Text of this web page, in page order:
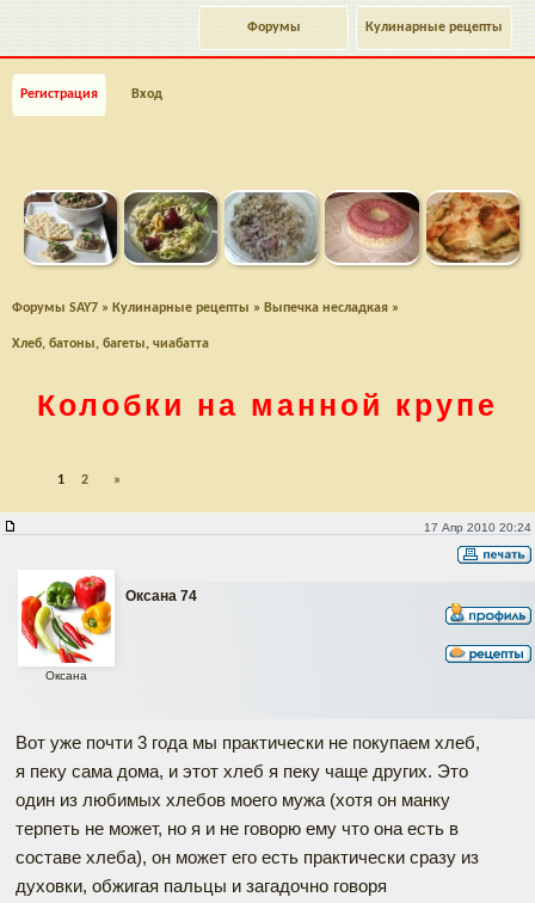
Кулинарные рецепты
Форумы
Регистрация Вход
Форумы SAY7 » Кулинарные рецепты » Выпечка несладкая »
Хлеб, батоны, багеты, чиабатта
Колобки на манной крупе
1 2 »
17 Апр 2010 20:24
Оксана 74
Оксана
Вот уже почти 3 года мы практически не покупаем хлеб,
я пеку сама дома, и этот хлеб я пеку чаще других. Это
один из любимых хлебов моего мужа (хотя он манку
терпеть не может, но я и не говорю ему что она есть в
составе хлеба), он может его есть практически сразу из
духовки, обжигая пальцы и загадочно говоря